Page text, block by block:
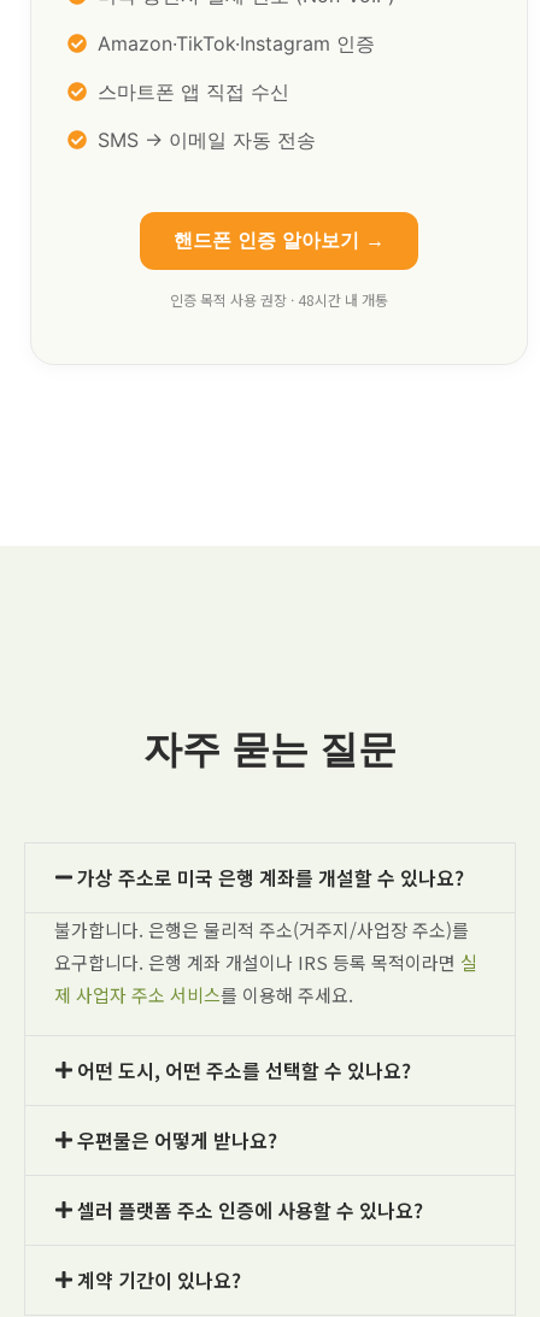
Amazon·TikTok·Instagram 인증
스마트폰 앱 직접 수신
SMS → 이메일 자동 전송
핸드폰 인증 알아보기 →
인증 목적 사용 권장 · 48시간 내 개통
자주 묻는 질문
가상 주소로 미국 은행 계좌를 개설할 수 있나요?
불가합니다. 은행은 물리적 주소(거주지/사업장 주소)를
요구합니다. 은행 계좌 개설이나 IRS 등록 목적이라면 실
제 사업자 주소 서비스를 이용해 주세요.
어떤 도시, 어떤 주소를 선택할 수 있나요?
우편물은 어떻게 받나요?
셀러 플랫폼 주소 인증에 사용할 수 있나요?
계약 기간이 있나요?